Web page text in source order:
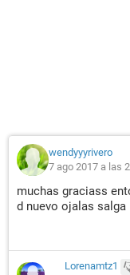
wendyyyrivero
7 ago 2017 a las
muchas graciass
d nuevo ojalas
Lorenamtz1